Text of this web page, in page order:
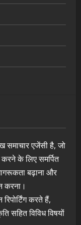
एजेंसी है, जो
करने के लिए समर्पित
बढ़ाना और
करना।
करते हैं,
सहित विविध विषयों